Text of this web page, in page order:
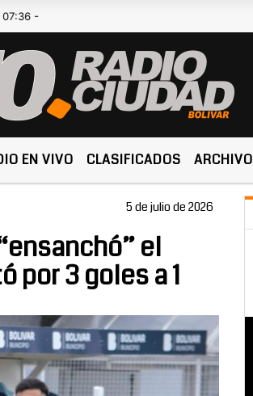
EN VIVO CLASIFICADOS ARCHIVO
5 de julio de 2026
el
por 3 goles a 1